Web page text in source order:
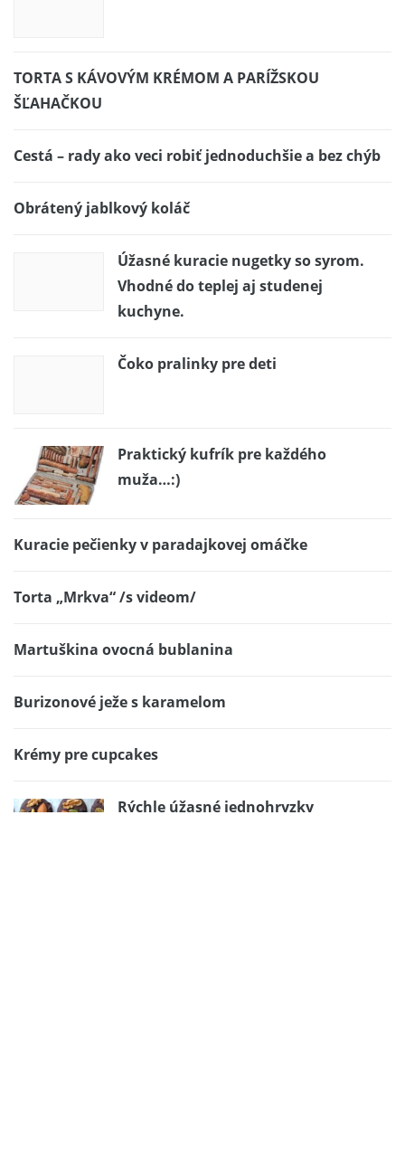
TORTA S KÁVOVÝM KRÉMOM A PARÍŽSKOU
ŠĽAHAČKOU
Cestá – rady ako veci robiť jednoduchšie a bez chýb
Obrátený jablkový koláč
Úžasné kuracie nugetky so syrom.
Vhodné do teplej aj studenej
kuchyne.
Čoko pralinky pre deti
Praktický kufrík pre každého
muža…:)
Kuracie pečienky v paradajkovej omáčke
Torta „Mrkva“ /s videom/
Martuškina ovocná bublanina
Burizonové ježe s karamelom
Krémy pre cupcakes
Rýchle úžasné jednohryzky